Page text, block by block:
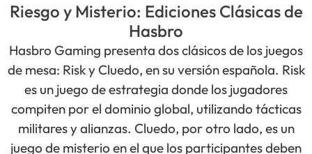
Riesgo y Misterio: Ediciones Clásicas de
Hasbro
Hasbro Gaming presenta dos clásicos de los juegos
de mesa: Risk y Cluedo, en su versión española. Risk
es un juego de estrategia donde los jugadores
compiten por el dominio global, utilizando tácticas
militares y alianzas. Cluedo, por otro lado, es un
juego de misterio en el que los participantes deben